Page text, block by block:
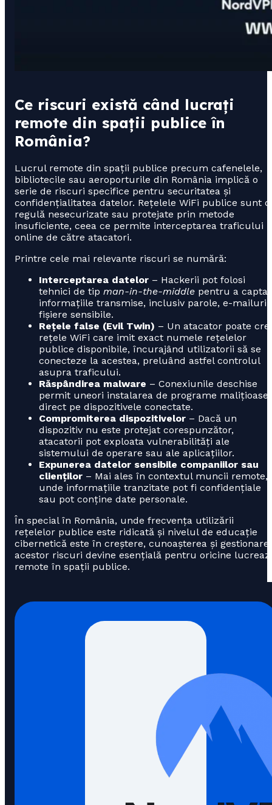
Ce riscuri există când lucrați
remote din spații publice în
România?
Lucrul remote din spații publice precum cafenelele,
bibliotecile sau aeroporturile din România implică o
serie de riscuri specifice pentru securitatea și
confidențialitatea datelor. Rețelele WiFi publice sunt
regulă nesecurizate sau protejate prin metode
insuficiente, ceea ce permite interceptarea traficului
online de către atacatori.
Printre cele mai relevante riscuri se numără:
Interceptarea datelor – Hackerii pot folosi
tehnici de tip man-in-the-middle pentru a capta
informațiile transmise, inclusiv parole, e-mailuri
fișiere sensibile.
Rețele false (Evil Twin) – Un atacator poate
rețele WiFi care imit exact numele rețelelor
publice disponibile, încurajând utilizatorii să se
conecteze la acestea, preluând astfel controlul
asupra traficului.
Răspândirea malware – Conexiunile deschise
permit uneori instalarea de programe malițioase
direct pe dispozitivele conectate.
Compromiterea dispozitivelor – Dacă un
dispozitiv nu este protejat corespunzător,
atacatorii pot exploata vulnerabilități ale
sistemului de operare sau ale aplicațiilor.
Expunerea datelor sensibile companiilor sau
clienților – Mai ales în contextul muncii remote,
unde informațiile tranzitate pot fi confidențiale
sau pot conține date personale.
În special în România, unde frecvența utilizării
rețelelor publice este ridicată și nivelul de educație
cibernetică este în creștere, cunoașterea și
acestor riscuri devine esențială pentru oricine
remote în spații publice.